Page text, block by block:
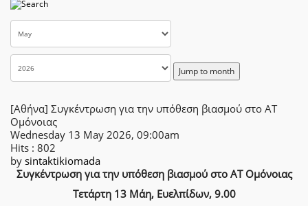
Jump to month
[Αθήνα] Συγκέντρωση για την υπόθεση βιασμού στο ΑΤ
Ομόνοιας
Wednesday 13 May 2026, 09:00am
Hits : 802
by sintaktikiomada
Συγκέντρωση για την υπόθεση βιασμού στο ΑΤ Ομόνοιας
Τετάρτη 13 Μάη, Ευελπίδων, 9.00